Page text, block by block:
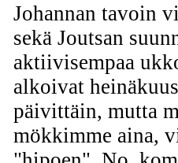
Johannan tavoin
sekä Joutsan
aktiivisempaa
alkoivat
päivittäin, mutta
mökkimme aina,